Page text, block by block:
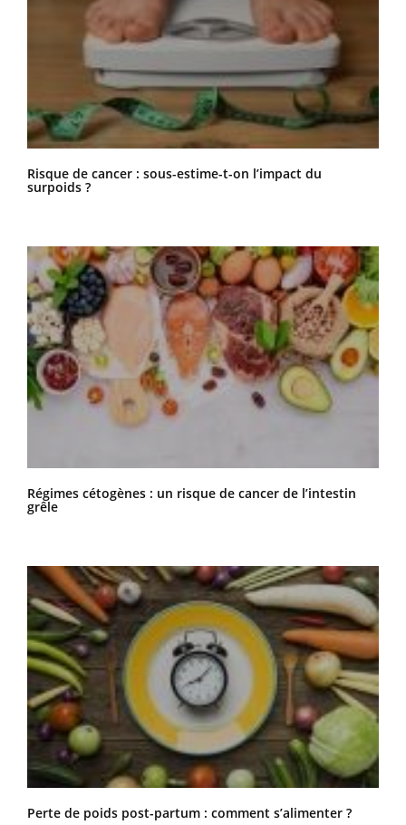
Risque de cancer : sous-estime-t-on l’impact du
surpoids ?
Régimes cétogènes : un risque de cancer de l’intestin
grêle
Perte de poids post-partum : comment s’alimenter ?